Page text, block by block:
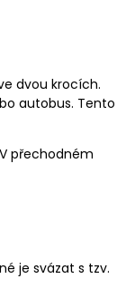
dvou krocích.
autobus. Tento
přechodném
je svázat s tzv.